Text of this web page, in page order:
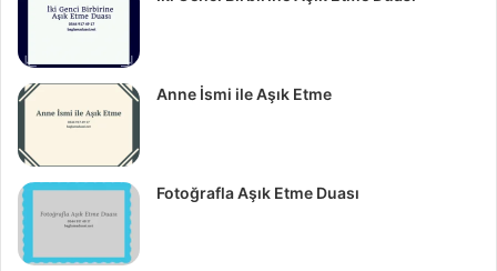
Anne İsmi ile Aşık Etme
Fotoğrafla Aşık Etme Duası